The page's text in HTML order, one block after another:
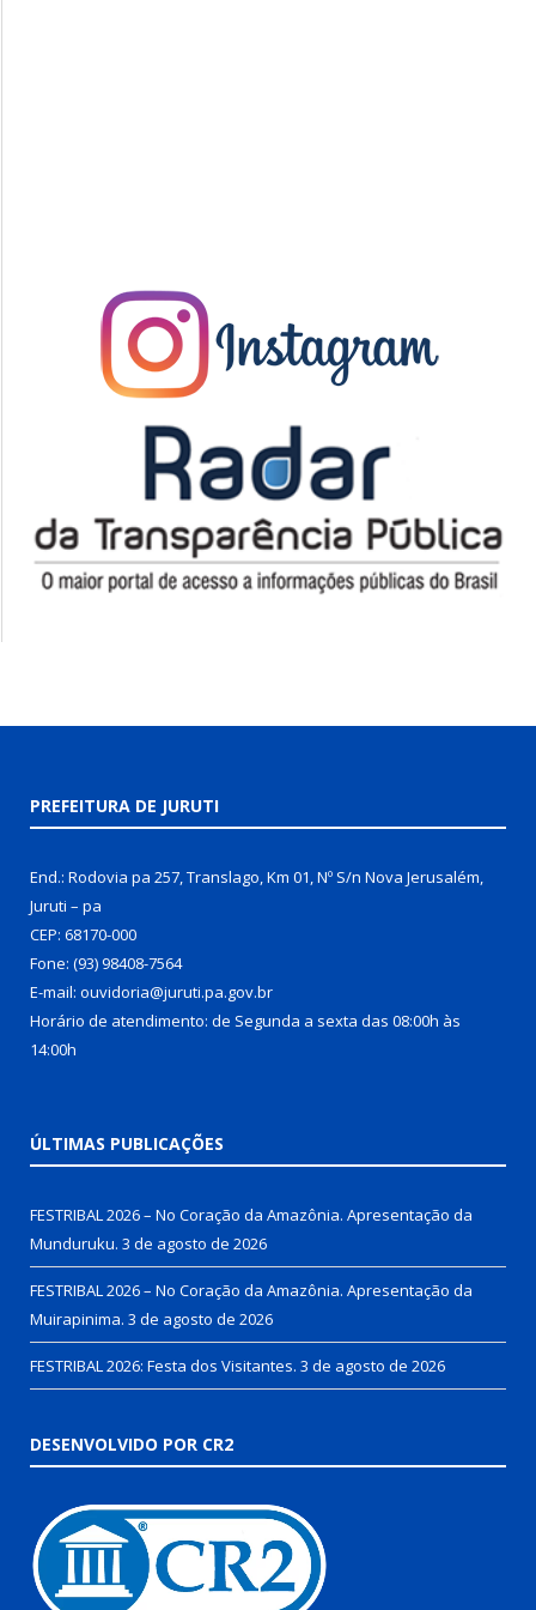
PREFEITURA DE JURUTI
End.: Rodovia pa 257, Translago, Km 01, Nº S/n Nova Jerusalém,
Juruti – pa
CEP: 68170-000
Fone: (93) 98408-7564
E-mail: ouvidoria@juruti.pa.gov.br
Horário de atendimento: de Segunda a sexta das 08:00h às
14:00h
ÚLTIMAS PUBLICAÇÕES
FESTRIBAL 2026 – No Coração da Amazônia. Apresentação da
Munduruku. 3 de agosto de 2026
FESTRIBAL 2026 – No Coração da Amazônia. Apresentação da
Muirapinima. 3 de agosto de 2026
FESTRIBAL 2026: Festa dos Visitantes. 3 de agosto de 2026
DESENVOLVIDO POR CR2